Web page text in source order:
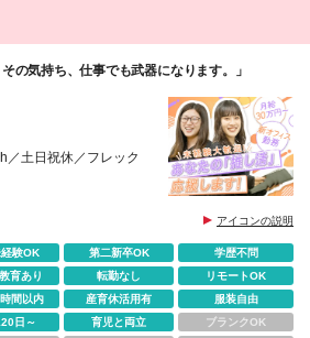
の気持ち、仕事でも武器になります。」
／土日祝休／フレック
『明光ネットワークジ
アイコンの説明
験OK 第二新卒OK
学歴不問
育あり 転勤なし
リモートOK
間以内 産育休活用有
服装自由
日～ 育児と両立
ブランクOK